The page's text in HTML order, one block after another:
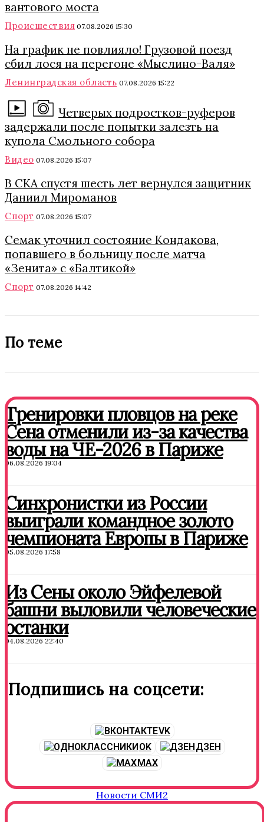
вантового моста
Происшествия 07.08.2026 15:30
На график не повлияло! Грузовой поезд
сбил лося на перегоне «Мыслино-Валя»
Ленинградская область 07.08.2026 15:22
Четверых подростков-руферов
задержали после попытки залезть на
купола Смольного собора
Видео 07.08.2026 15:07
В СКА спустя шесть лет вернулся защитник
Даниил Мироманов
Спорт 07.08.2026 15:07
Семак уточнил состояние Кондакова,
попавшего в больницу после матча
«Зенита» с «Балтикой»
Спорт 07.08.2026 14:42
По теме
Тренировки пловцов на реке
Сена отменили из-за качества
воды на ЧЕ-2026 в Париже
06.08.2026 19:04
Синхронистки из России
выиграли командное золото
чемпионата Европы в Париже
05.08.2026 17:58
Из Сены около Эйфелевой
башни выловили человеческие
останки
04.08.2026 22:40
Подпишись на соцсети:
VK
OK
ДЗЕН
MAX
Новости СМИ2